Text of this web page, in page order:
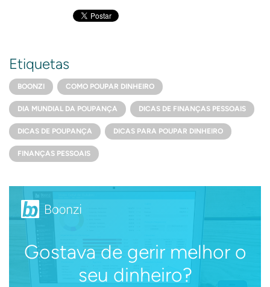
Etiquetas
BOONZI COMO POUPAR DINHEIRO
DIA MUNDIAL DA POUPANÇA DICAS DE FINANÇAS PESSOAIS
DICAS DE POUPANÇA DICAS PARA POUPAR DINHEIRO
FINANÇAS PESSOAIS
Gostava de gerir melhor o
seu dinheiro?